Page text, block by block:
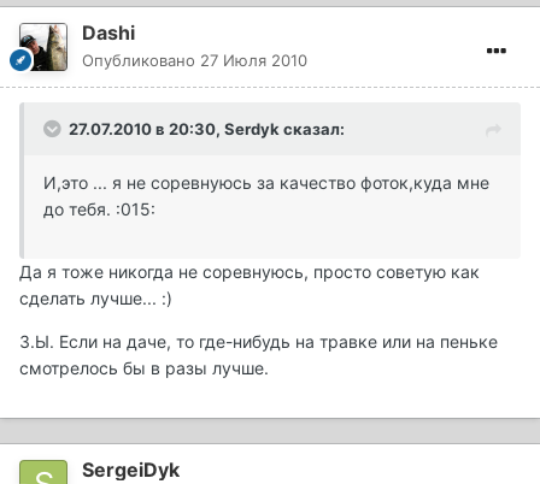
Dashi
Опубликовано 27 Июля 2010
27.07.2010 в 20:30, Serdyk сказал:
И,это ... я не соревнуюсь за качество фоток,куда мне
до тебя. :015:
Да я тоже никогда не соревнуюсь, просто советую как
сделать лучше... :)
З.Ы. Если на даче, то где-нибудь на травке или на пеньке
смотрелось бы в разы лучше.
SergeiDyk